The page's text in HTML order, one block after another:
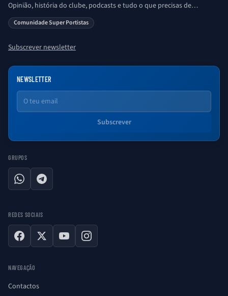
Opinião, história do clube, podcasts e tudo o que precisas de
saber sobre o universo Porto. Ser Porto é aqui!
Comunidade Super Portistas
Subscrever newsletter
NEWSLETTER
Email
Subscrever
GRUPOS
WhatsAppTelegram
REDES SOCIAIS
Facebook
X YouTubeInstagram
NAVEGAÇÃO
Contactos